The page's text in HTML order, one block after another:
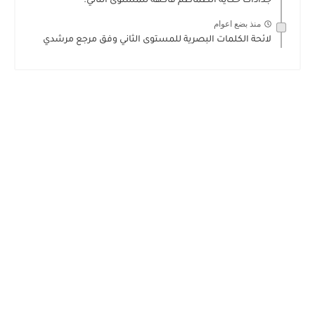
منذ بضع اعوام
لائحة الكلمات البصرية للمستوى الثاني وفق مرجع مرشدي